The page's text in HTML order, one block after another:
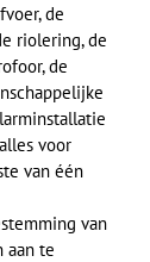
de
riolering, de
de
voor
van één
van
aan te